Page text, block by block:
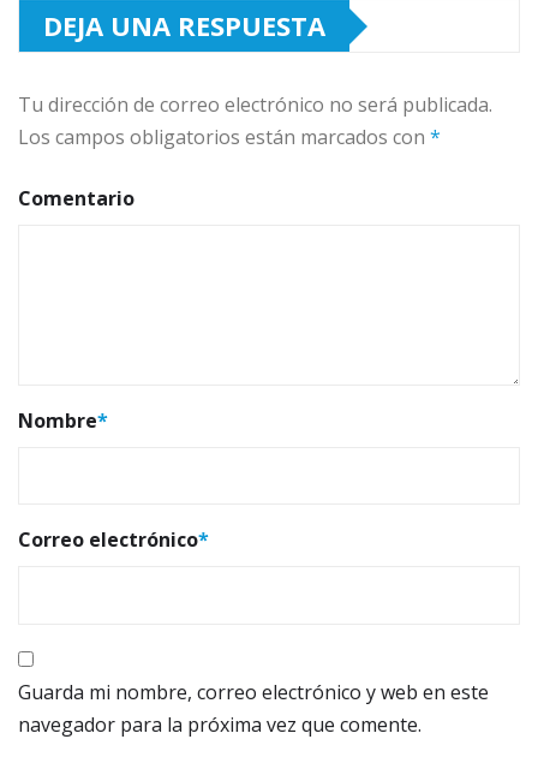
DEJA UNA RESPUESTA
Tu dirección de correo electrónico no será publicada.
Los campos obligatorios están marcados con *
Comentario
Nombre*
Correo electrónico*
Guarda mi nombre, correo electrónico y web en este
navegador para la próxima vez que comente.